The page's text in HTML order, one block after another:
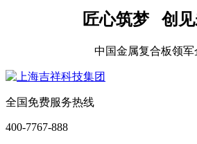
匠心筑梦 创
中国金属复合板领军
全国免费服务热线
400-7767-888